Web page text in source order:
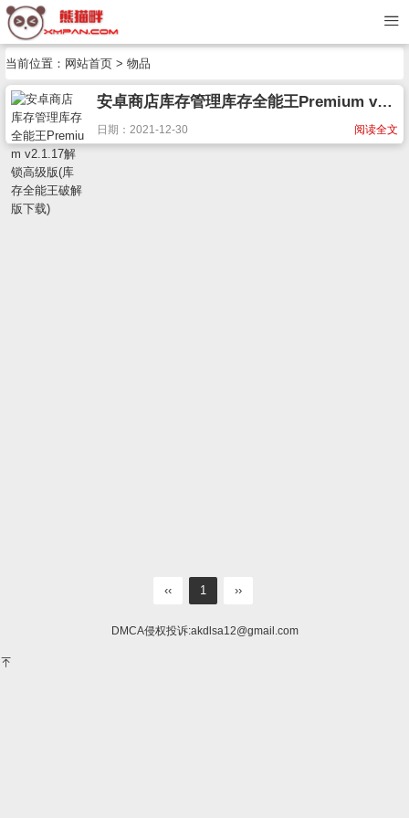
当前位置： 网站首页 > 物品
安卓商店库存管理库存全能王Premium v2.1.17解锁高级版(库存全能王破解版下载)
阅读全文
日期：2021-12-30
‹‹ 1 ››
DMCA侵权投诉:akdlsa12@gmail.com